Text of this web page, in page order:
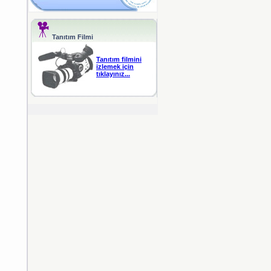
Tanıtım Filmi
Tanıtım filmini
izlemek için
tıklayınız...